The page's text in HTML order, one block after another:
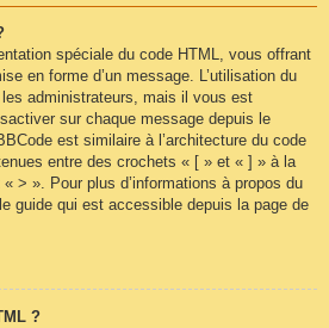
spéciale du code HTML, vous offrant
en forme d’un message. L’utilisation du
administrateurs, mais il vous est
sur chaque message depuis le
est similaire à l’architecture du code
entre des crochets « [ » et « ] » à la
> ». Pour plus d’informations à propos du
guide qui est accessible depuis la page de
?